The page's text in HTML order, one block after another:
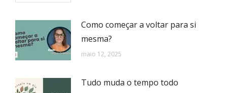
Como começar a voltar para si
mesma?
maio 12, 2025
Tudo muda o tempo todo